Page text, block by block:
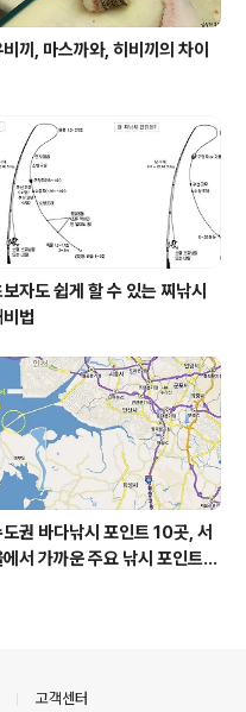
끼, 마스까와, 히비끼의 차이
자도 쉽게 할 수 있는 찌낚시
법
권 바다낚시 포인트 10곳, 서
에서 가까운 주요 낚시 포인트
고객센터